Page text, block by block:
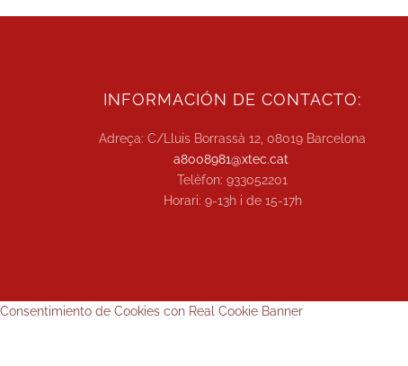
INFORMACIÓN DE CONTACTO:
Adreça: C/Lluis Borrassà 12, 08019 Barcelona
a8008981@xtec.cat
Telèfon: 933052201
Horari: 9-13h i de 15-17h
Consentimiento de Cookies con Real Cookie Banner